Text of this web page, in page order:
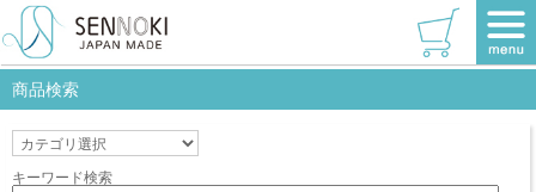
TOP >
該当商品はありません。
商品検索
キーワード検索